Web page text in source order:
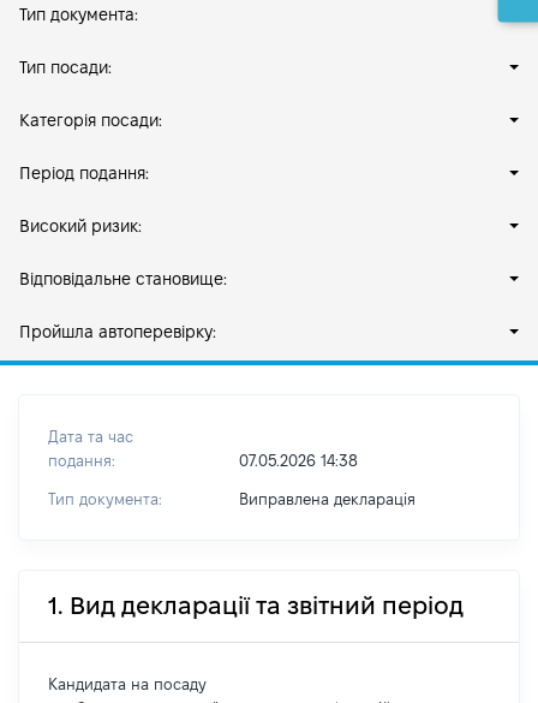
Тип документа:
Тип посади:
Категорія посади:
Період подання:
Високий ризик:
Відповідальне становище:
Пройшла автоперевірку:
Дата та час
подання:
07.05.2026 14:38
Тип документа: Виправлена декларація
1. Вид декларації та звітний період
Кандидата на посаду